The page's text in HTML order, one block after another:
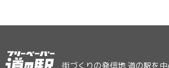
街づくりの発信地 道の駅を